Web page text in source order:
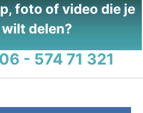
foto of video die je
delen?
06 - 574 71 321